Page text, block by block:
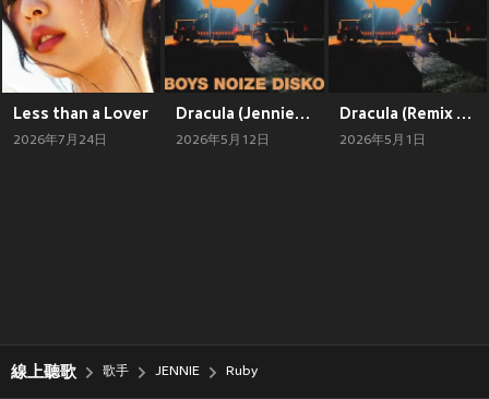
Less than a Lover
2026年7月24日
Dracula (Jennie Remix - Boys Noize
2026年5月12日
Dracula (Remix +
2026年5月1日
線上聽歌 歌手 JENNIE Ruby